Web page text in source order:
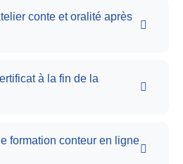
conte et oralité après
à la fin de la
formation conteur en ligne